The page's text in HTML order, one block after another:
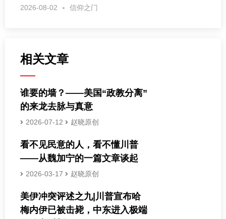
2026-08-02 信仰之门
相关文章
谁要的墙？——美国“政教分离”
的来龙去脉与真意
2026-07-12 赵晓原创
看不见民意的人，看不懂川普
——从魏加宁的一篇文章谈起
2026-03-17 赵晓原创
美伊冲突评述之九|川普宣布哈
梅内伊已被击毙，中东进入极端